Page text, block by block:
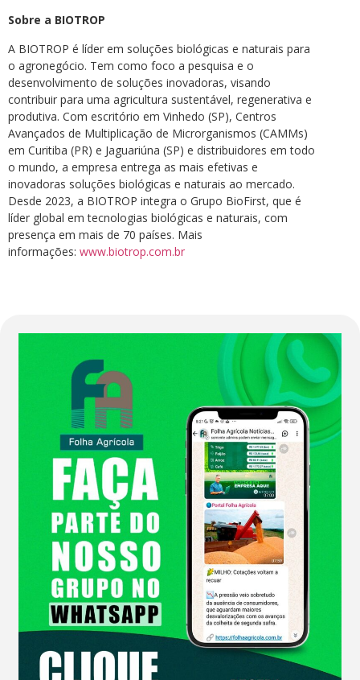
Sobre a BIOTROP
A BIOTROP é líder em soluções biológicas e naturais para
o agronegócio. Tem como foco a pesquisa e o
desenvolvimento de soluções inovadoras, visando
contribuir para uma agricultura sustentável, regenerativa e
produtiva. Com escritório em Vinhedo (SP), Centros
Avançados de Multiplicação de Microrganismos (CAMMs)
em Curitiba (PR) e Jaguariúna (SP) e distribuidores em todo
o mundo, a empresa entrega as mais efetivas e
inovadoras soluções biológicas e naturais ao mercado.
Desde 2023, a BIOTROP integra o Grupo BioFirst, que é
líder global em tecnologias biológicas e naturais, com
presença em mais de 70 países. Mais
informações: www.biotrop.com.br